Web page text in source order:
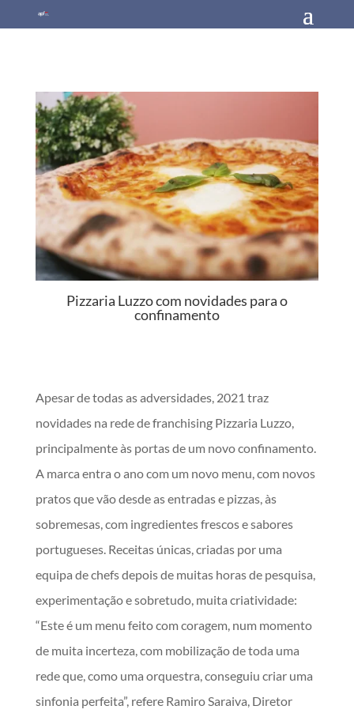
Pizzaria Luzzo com novidades para o
confinamento
Apesar de todas as adversidades, 2021 traz
novidades na rede de franchising Pizzaria Luzzo,
principalmente às portas de um novo confinamento.
A marca entra o ano com um novo menu, com novos
pratos que vão desde as entradas e pizzas, às
sobremesas, com ingredientes frescos e sabores
portugueses. Receitas únicas, criadas por uma
equipa de chefs depois de muitas horas de pesquisa,
experimentação e sobretudo, muita criatividade:
“Este é um menu feito com coragem, num momento
de muita incerteza, com mobilização de toda uma
rede que, como uma orquestra, conseguiu criar uma
sinfonia perfeita”, refere Ramiro Saraiva, Diretor